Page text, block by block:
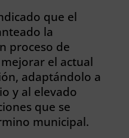
que el
la
proceso de
el actual
adaptándolo a
y al elevado
que se
municipal.